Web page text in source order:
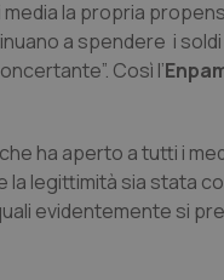
media la propria
a spendere i
Così l’
ha aperto a tutti i
legittimità sia stata
evidentemente si